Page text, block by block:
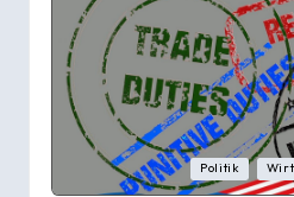
Posted
Politik